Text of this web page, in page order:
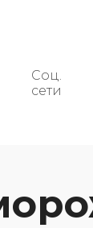
Соц.
сети